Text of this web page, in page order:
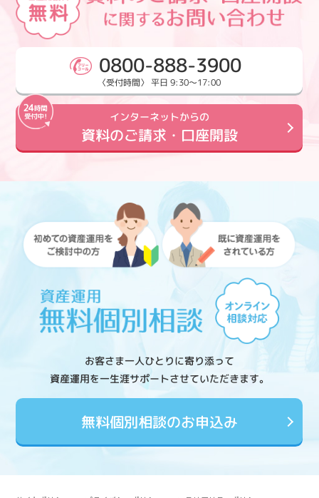
0800-888-3900
〈受付時間〉 平日 9:30～17:00
インターネットからの
資料のご請求・口座開設
お客さま一人ひとりに寄り添って
資産運用を一生涯サポートさせていただきます。
無料個別相談のお申込み